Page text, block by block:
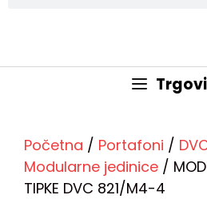
Početna / Portafoni /
Modularne jedinice /
TIPKE DVC 821/M4-4